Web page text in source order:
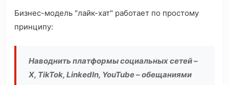
Бизнес-модель "лайк-хат" работает по простому
принципу:
Наводнить платформы социальных сетей –
X, TikTok, LinkedIn, YouTube – обещаниями